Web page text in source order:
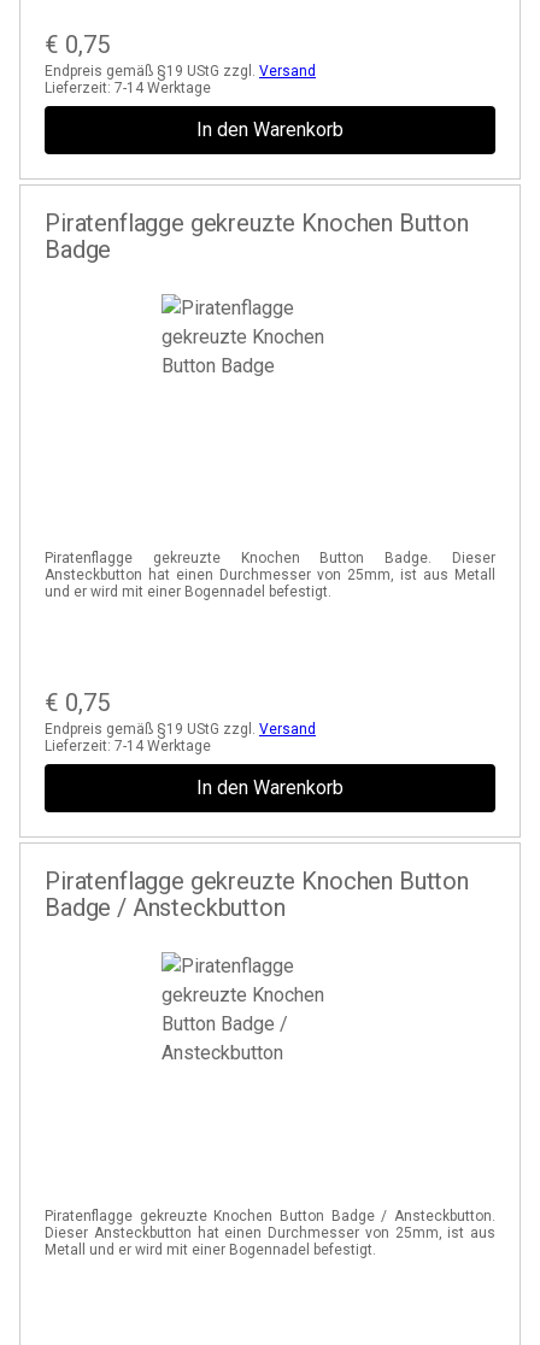
€ 0,75
Endpreis gemäß §19 UStG zzgl. Versand
Lieferzeit: 7-14 Werktage
In den Warenkorb
Piratenflagge gekreuzte Knochen Button
Badge
Piratenflagge gekreuzte Knochen Button Badge. Dieser
Ansteckbutton hat einen Durchmesser von 25mm, ist aus Metall
und er wird mit einer Bogennadel befestigt.
€ 0,75
Endpreis gemäß §19 UStG zzgl. Versand
Lieferzeit: 7-14 Werktage
In den Warenkorb
Piratenflagge gekreuzte Knochen Button
Badge / Ansteckbutton
Piratenflagge gekreuzte Knochen Button Badge / Ansteckbutton.
Dieser Ansteckbutton hat einen Durchmesser von 25mm, ist aus
Metall und er wird mit einer Bogennadel befestigt.